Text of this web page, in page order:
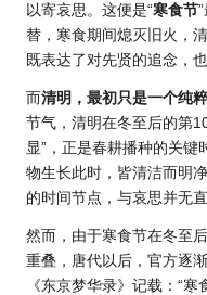
以寄哀思。这便是“寒食节
替，寒食期间熄灭旧火，
既表达了对先贤的追念，
而清明，最初只是一个纯
节气，清明在冬至后的第
显”，正是春耕播种的关键
物生长此时，皆清洁而明
的时间节点，与哀思并无直
然而，由于寒食节在冬至
重叠，唐代以后，官方逐
《东京梦华录》记载：“